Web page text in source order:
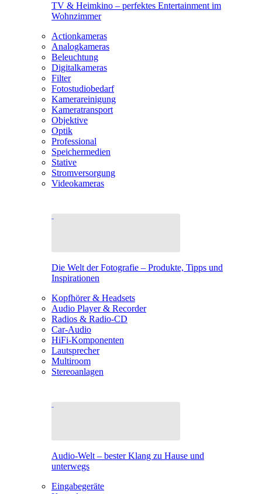
TV & Heimkino – perfektes Entertainment im
Wohnzimmer
Actionkameras
Analogkameras
Beleuchtung
Digitalkameras
Filter
Fotostudiobedarf
Kamerareinigung
Kameratransport
Objektive
Optik
Professional
Speichermedien
Stative
Stromversorgung
Videokameras
Die Welt der Fotografie – Produkte, Tipps und
Inspirationen
Kopfhörer & Headsets
Audio Player & Recorder
Radios & Radio-CD
Car-Audio
HiFi-Komponenten
Lautsprecher
Multiroom
Stereoanlagen
Audio-Welt – bester Klang zu Hause und
unterwegs
Eingabegeräte